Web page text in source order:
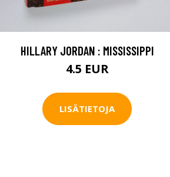
HILLARY JORDAN : MISSISSIPPI
4.5 EUR
LISÄTIETOJA